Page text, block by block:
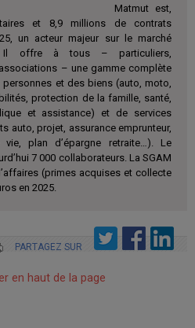
Matmut est,
et 8,9 millions de contrats
un acteur majeur sur le marché
Il offre à tous – particuliers,
– une gamme complète
et des biens (auto, moto,
protection de la famille, santé,
et assistance) et de services
auto, projet, assurance emprunteur,
vie, plan d’épargne retraite…). Le
7 000 collaborateurs. La SGAM
(primes acquises et collecte
en 2025.
PARTAGEZ SUR
en haut de la page